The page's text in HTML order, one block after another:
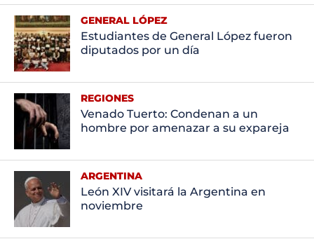
GENERAL LÓPEZ
Estudiantes de General López fueron
diputados por un día
REGIONES
Venado Tuerto: Condenan a un
hombre por amenazar a su expareja
ARGENTINA
León XIV visitará la Argentina en
noviembre